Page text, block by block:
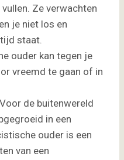
Ze verwachten
je niet los en
staat.
ouder kan tegen je
vreemd te gaan of in
Voor de buitenwereld
in een
ouder is een
van een